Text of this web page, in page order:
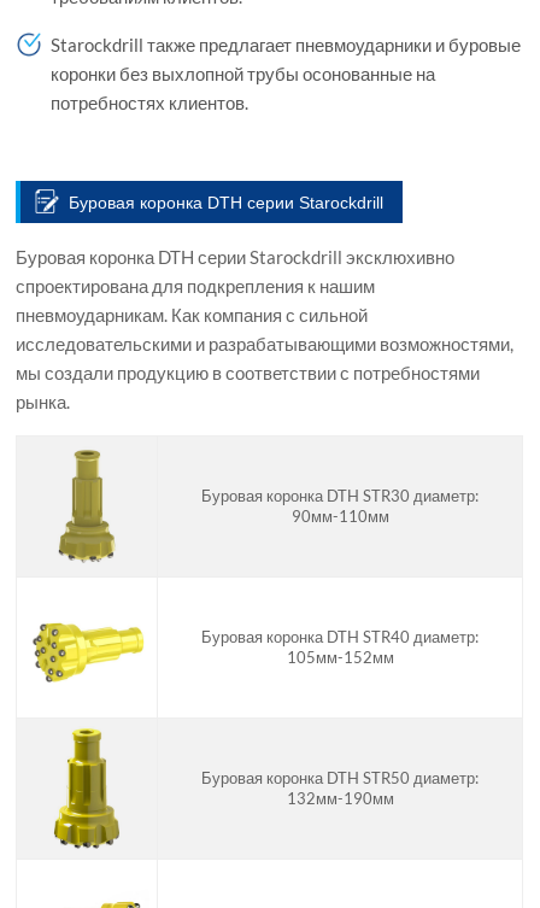
Starockdrill также предлагает пневмоударники и буровые
коронки без выхлопной трубы осонованные на
потребностях клиентов.
Буровая коронка DTH серии Starockdrill
Буровая коронка DTH серии Starockdrill эксклюхивно
спроектирована для подкрепления к нашим
пневмоударникам. Как компания с сильной
исследовательскими и разрабатывающими возможностями,
мы создали продукцию в соответствии с потребностями
рынка.
Буровая коронка DTH STR30 диаметр:
90мм-110мм
Буровая коронка DTH STR40 диаметр:
105мм-152мм
Буровая коронка DTH STR50 диаметр:
132мм-190мм